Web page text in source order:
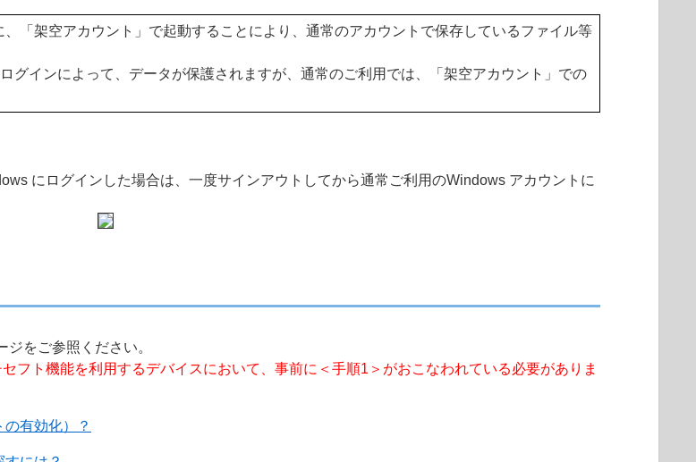
「架空アカウント」で起動することにより、通常のアカウントで保存しているファイル等
グインによって、データが保護されますが、通常のご利用では、「架空アカウント」での
にログインした場合は、一度サインアウトしてから通常ご利用のWindows アカウントに
をご参照ください。
フト機能を利用するデバイスにおいて、事前に＜手順1＞がおこなわれている必要がありま
有効化）？